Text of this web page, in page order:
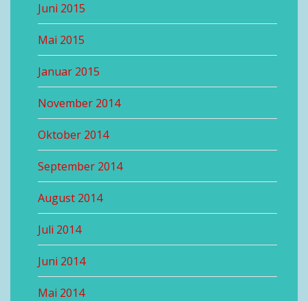
Juni 2015
Mai 2015
Januar 2015
November 2014
Oktober 2014
September 2014
August 2014
Juli 2014
Juni 2014
Mai 2014